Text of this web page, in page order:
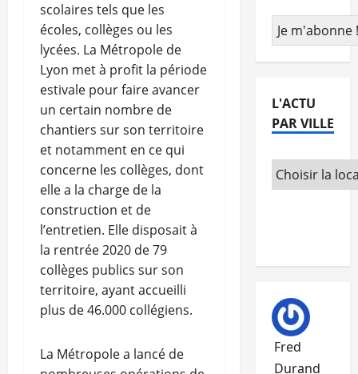
scolaires tels que les
écoles, collèges ou les
lycées. La Métropole de
Lyon met à profit la période
estivale pour faire avancer
un certain nombre de
chantiers sur son territoire
et notamment en ce qui
concerne les collèges, dont
elle a la charge de la
construction et de
l’entretien. Elle disposait à
la rentrée 2020 de 79
collèges publics sur son
territoire, ayant accueilli
plus de 46.000 collégiens.
La Métropole a lancé de
L'ACTU
PAR VILLE
Fred
Durand